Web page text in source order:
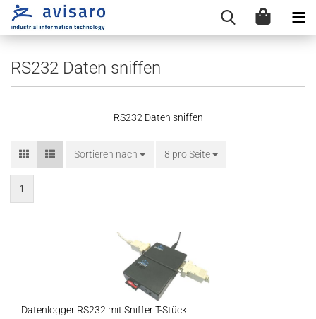
RS232 Daten sniffen
RS232 Daten sniffen
Sortieren nach
Sortieren nach 8 pro Seite
pro Seite
1
Datenlogger RS232 mit Sniffer T-Stück